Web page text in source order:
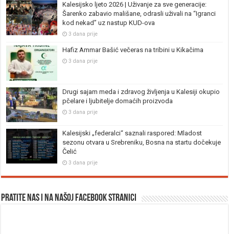
Kalesijsko ljeto 2026 | Uživanje za sve generacije:
Šarenko zabavio mališane, odrasli uživali na “Igranci
kod nekad” uz nastup KUD-ova
3 dana prije
Hafiz Ammar Bašić večeras na tribini u Kikačima
3 dana prije
Drugi sajam meda i zdravog življenja u Kalesiji okupio
pčelare i ljubitelje domaćih proizvoda
3 dana prije
Kalesijski „federalci“ saznali raspored: Mladost
sezonu otvara u Srebreniku, Bosna na startu dočekuje
Čelić
3 dana prije
Pratite nas i na našoj facebook stranici